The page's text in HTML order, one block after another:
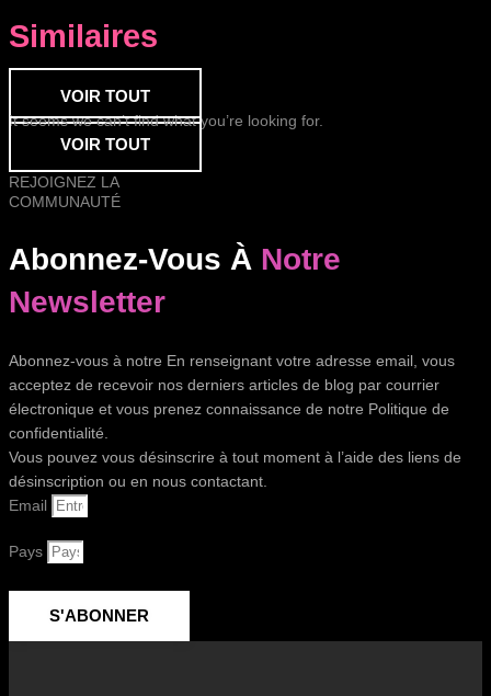
Similaires
VOIR TOUT
It seems we can’t find what you’re looking for.
VOIR TOUT
REJOIGNEZ LA
COMMUNAUTÉ
Abonnez-Vous À Notre
Newsletter
Abonnez-vous à notre En renseignant votre adresse email, vous
acceptez de recevoir nos derniers articles de blog par courrier
électronique et vous prenez connaissance de notre Politique de
confidentialité.
Vous pouvez vous désinscrire à tout moment à l’aide des liens de
désinscription ou en nous contactant.
Email
Pays
S'ABONNER